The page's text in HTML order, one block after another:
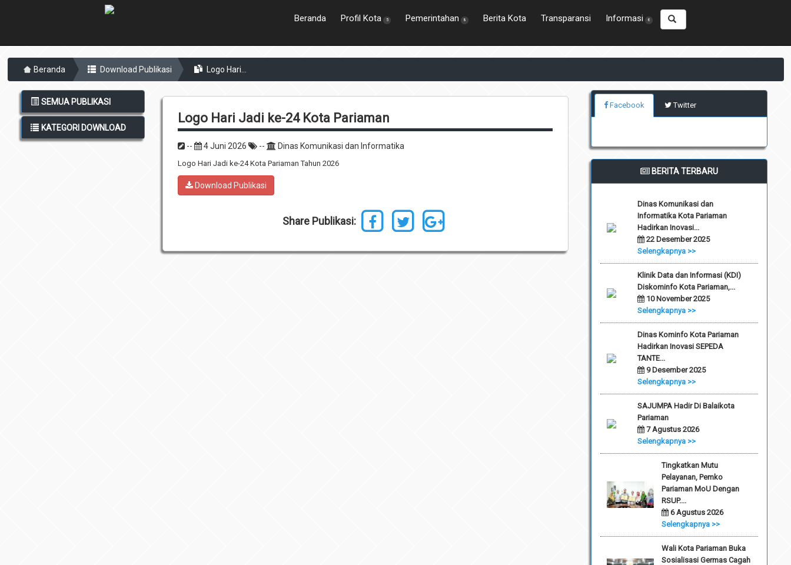
Beranda Profil Kota 5 Pemerintahan 8 Berita Kota Transparansi Informasi 6
Beranda Download Publikasi Logo Hari...
SEMUA PUBLIKASI
KATEGORI DOWNLOAD
Logo Hari Jadi ke-24 Kota Pariaman
-- 4 Juni 2026 -- Dinas Komunikasi dan Informatika
Logo Hari Jadi ke-24 Kota Pariaman Tahun 2026
Download Publikasi
Share Publikasi:
Facebook Twitter
BERITA TERBARU
Dinas Komunikasi dan
Informatika Kota Pariaman
Hadirkan Inovasi...
22 Desember 2025
Selengkapnya >>
Klinik Data dan Informasi (KDI)
Diskominfo Kota Pariaman,...
10 November 2025
Selengkapnya >>
Dinas Kominfo Kota Pariaman
Hadirkan Inovasi SEPEDA
TANTE...
9 Desember 2025
Selengkapnya >>
SAJUMPA Hadir Di Balaikota
Pariaman
7 Agustus 2026
Selengkapnya >>
Tingkatkan Mutu
Pelayanan, Pemko
Pariaman MoU Dengan
RSUP....
6 Agustus 2026
Selengkapnya >>
Wali Kota Pariaman Buka
Sosialisasi Germas Cagah